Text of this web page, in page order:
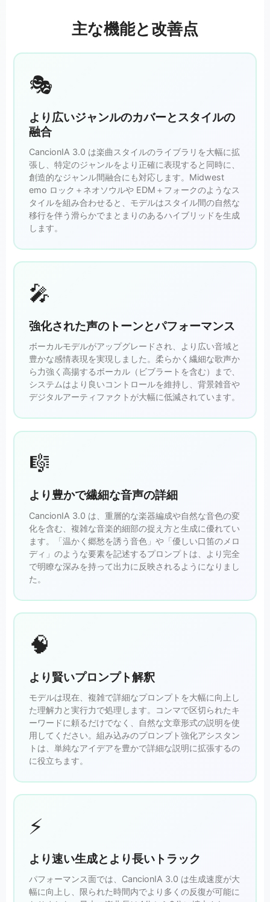
主な機能と改善点
🎭
より広いジャンルのカバーとスタイルの
融合
CancionIA 3.0 は楽曲スタイルのライブラリを大幅に拡
張し、特定のジャンルをより正確に表現すると同時に、
創造的なジャンル間融合にも対応します。Midwest
emo ロック＋ネオソウルや EDM＋フォークのようなス
タイルを組み合わせると、モデルはスタイル間の自然な
移行を伴う滑らかでまとまりのあるハイブリッドを生成
します。
🎤
強化された声のトーンとパフォーマンス
ボーカルモデルがアップグレードされ、より広い音域と
豊かな感情表現を実現しました。柔らかく繊細な歌声か
ら力強く高揚するボーカル（ビブラートを含む）まで、
システムはより良いコントロールを維持し、背景雑音や
デジタルアーティファクトが大幅に低減されています。
🎼
より豊かで繊細な音声の詳細
CancionIA 3.0 は、重層的な楽器編成や自然な音色の変
化を含む、複雑な音楽的細部の捉え方と生成に優れてい
ます。「温かく郷愁を誘う音色」や「優しい口笛のメロ
ディ」のような要素を記述するプロンプトは、より完全
で明瞭な深みを持って出力に反映されるようになりまし
た。
🧠
より賢いプロンプト解釈
モデルは現在、複雑で詳細なプロンプトを大幅に向上し
た理解力と実行力で処理します。コンマで区切られたキ
ーワードに頼るだけでなく、自然な文章形式の説明を使
用してください。組み込みのプロンプト強化アシスタン
トは、単純なアイデアを豊かで詳細な説明に拡張するの
に役立ちます。
⚡
より速い生成とより長いトラック
パフォーマンス面では、CancionIA 3.0 は生成速度が大
幅に向上し、限られた時間内でより多くの反復が可能に